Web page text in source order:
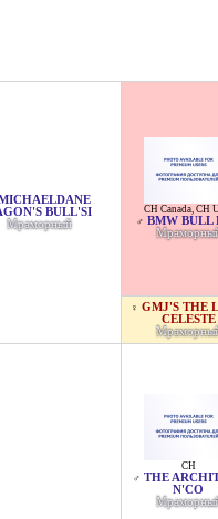
BULL'SI
Мраморный
CH Canada, CH
♂ BMW BULL
♀ GMJ'S THE
CELESTE
CH
♂ THE
N'CO